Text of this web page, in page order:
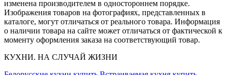
изменена производителем в одностороннем порядке.
Изображения товаров на фотографиях, представленных в
каталоге, могут отличаться от реального товара. Информация
о наличии товара на сайте может отличаться от фактической к
моменту оформления заказа на соответствующий товар.
КУХНИ. НА СЛУЧАЙ ЖИЗНИ